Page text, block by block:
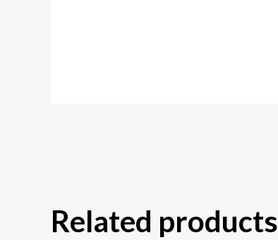
Related products